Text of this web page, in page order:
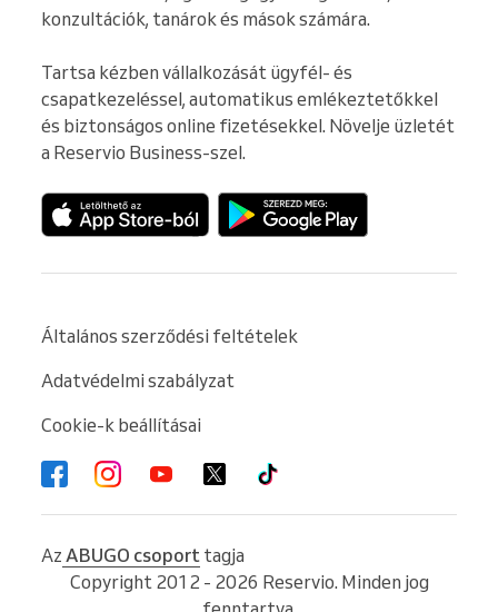
konzultációk, tanárok és mások számára.
Tartsa kézben vállalkozását ügyfél- és
csapatkezeléssel, automatikus emlékeztetőkkel
és biztonságos online fizetésekkel. Növelje üzletét
a Reservio Business-szel.
Általános szerződési feltételek
Adatvédelmi szabályzat
Cookie-k beállításai
Az ABUGO csoport tagja
Copyright 2012 - 2026 Reservio. Minden jog